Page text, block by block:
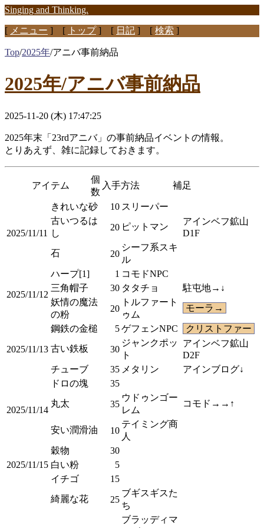
Singing and Thinking.
[ メニュー ] [ トップ] [ 日記 ] [ 検索 ]
Top/2025年/アニバ事前納品
2025年/アニバ事前納品
2025-11-20 (木) 17:47:25
2025年末「23rdアニバ」の事前納品イベントの情報。
とりあえず、雑に記録しておきます。
アイテム
個
数
入手方法 補足
2025/11/11
きれいな砂 10 スリーパー
古いつるは
し
20 ピットマン
アインベフ鉱山
D1F
石
20
シーフ系スキ
ル
2025/11/12
ハープ[1] 1 コモドNPC
三角帽子
30 タタチョ
駐屯地→↓
妖情の魔法
の粉
20
トルファート
ゥム
モーラ→
2025/11/13
鋼鉄の金槌 5ゲフェンNPC
クリストファー
古い鉄板
30
ジャンクポッ
ト
アインベフ鉱山
D2F
チューブ
35 メタリン アインブログ↓
2025/11/14
ドロの塊
35
丸太
35
ウドゥンゴー
レム
コモド→→↑
安い潤滑油 10
テイミング商
人
2025/11/15
穀物
30
白い粉
5
イチゴ
15
綺麗な花
25
ブギスギスた
ち
ブラッディマ